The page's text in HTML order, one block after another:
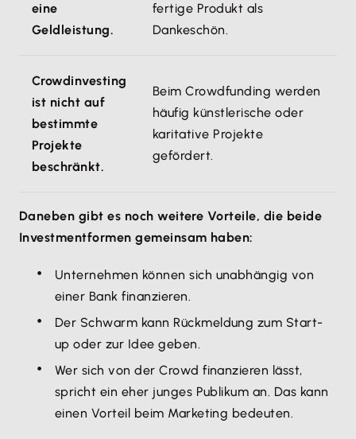
eine
Geldleistung.
fertige Produkt als
Dankeschön.
Crowdinvesting
ist nicht auf
bestimmte
Projekte
beschränkt.
Beim Crowdfunding werden
häufig künstlerische oder
karitative Projekte
gefördert.
Daneben gibt es noch weitere Vorteile, die beide
Investmentformen gemeinsam haben:
Unternehmen können sich unabhängig von
einer Bank finanzieren.
Der Schwarm kann Rückmeldung zum Start-
up oder zur Idee geben.
Wer sich von der Crowd finanzieren lässt,
spricht ein eher junges Publikum an. Das kann
einen Vorteil beim Marketing bedeuten.